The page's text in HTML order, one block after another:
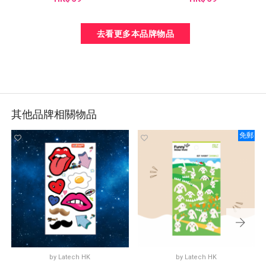
去看更多本品牌物品
其他品牌相關物品
by Latech HK
免郵
by Latech HK